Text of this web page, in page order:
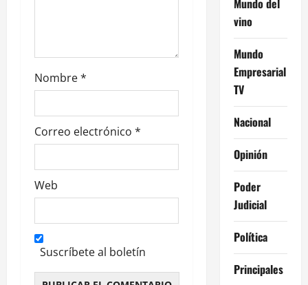
a
s
Nombre*
Correo electrónico *
Web
Suscríbete al boletín
vino
Mundo
Empresarial
TV
Nacional
Opinión
Poder
Judicial
Política
Principales